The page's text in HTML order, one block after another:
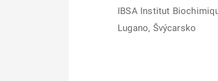
IBSA Institut
Lugano, Švýcarsko